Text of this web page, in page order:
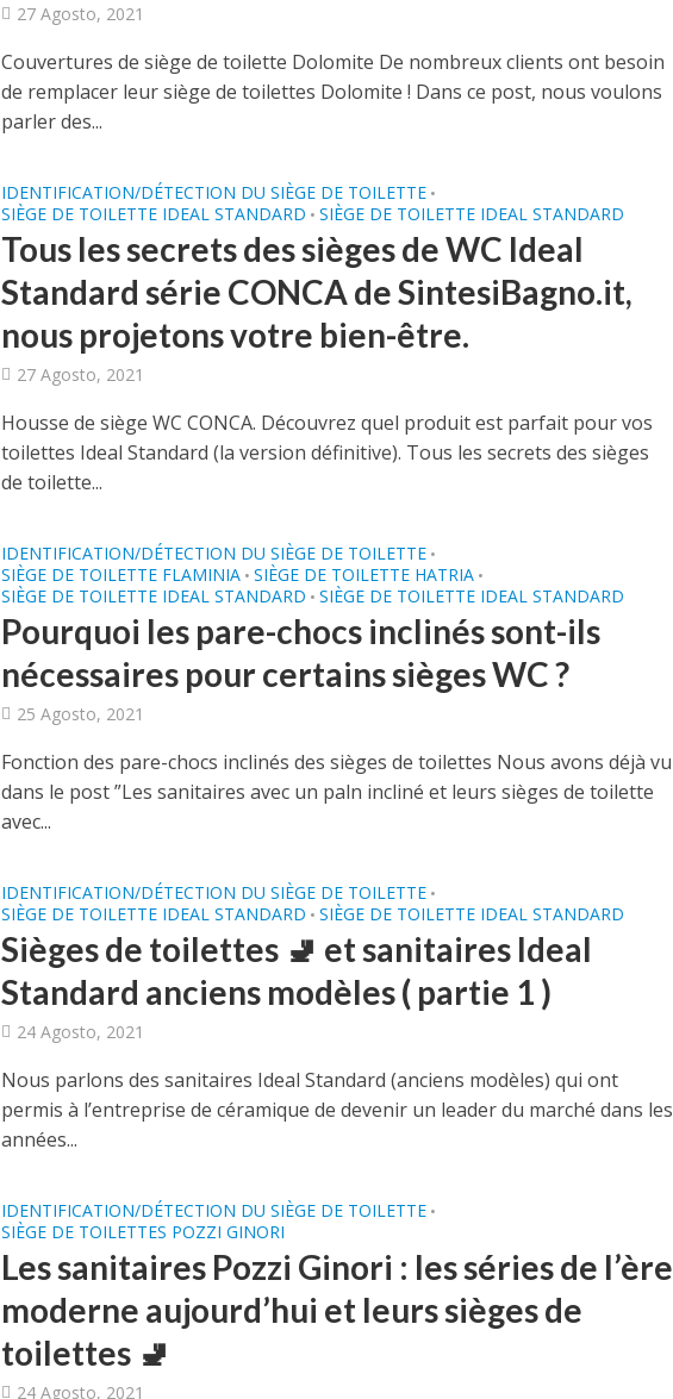
27 Agosto, 2021
Couvertures de siège de toilette Dolomite De nombreux clients ont besoin
de remplacer leur siège de toilettes Dolomite ! Dans ce post, nous voulons
parler des...
IDENTIFICATION/DÉTECTION DU SIÈGE DE TOILETTE •
SIÈGE DE TOILETTE IDEAL STANDARD • SIÈGE DE TOILETTE IDEAL STANDARD
Tous les secrets des sièges de WC Ideal
Standard série CONCA de SintesiBagno.it,
nous projetons votre bien-être.
27 Agosto, 2021
Housse de siège WC CONCA. Découvrez quel produit est parfait pour vos
toilettes Ideal Standard (la version définitive). Tous les secrets des sièges
de toilette...
IDENTIFICATION/DÉTECTION DU SIÈGE DE TOILETTE •
SIÈGE DE TOILETTE FLAMINIA • SIÈGE DE TOILETTE HATRIA •
SIÈGE DE TOILETTE IDEAL STANDARD • SIÈGE DE TOILETTE IDEAL STANDARD
Pourquoi les pare-chocs inclinés sont-ils
nécessaires pour certains sièges WC ?
25 Agosto, 2021
Fonction des pare-chocs inclinés des sièges de toilettes Nous avons déjà vu
dans le post ”Les sanitaires avec un paln incliné et leurs sièges de toilette
avec...
IDENTIFICATION/DÉTECTION DU SIÈGE DE TOILETTE •
SIÈGE DE TOILETTE IDEAL STANDARD • SIÈGE DE TOILETTE IDEAL STANDARD
Sièges de toilettes 🚽 et sanitaires Ideal
Standard anciens modèles ( partie 1 )
24 Agosto, 2021
Nous parlons des sanitaires Ideal Standard (anciens modèles) qui ont
permis à l’entreprise de céramique de devenir un leader du marché dans les
années...
IDENTIFICATION/DÉTECTION DU SIÈGE DE TOILETTE •
SIÈGE DE TOILETTES POZZI GINORI
Les sanitaires Pozzi Ginori : les séries de l’ère
moderne aujourd’hui et leurs sièges de
toilettes 🚽
24 Agosto, 2021